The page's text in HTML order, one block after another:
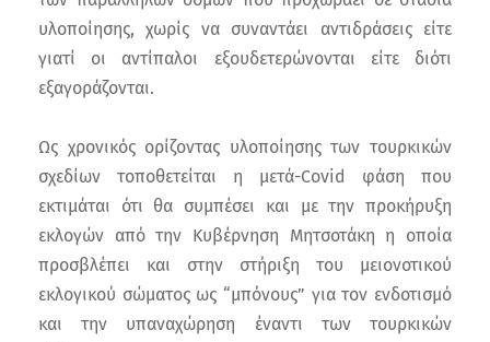
υλοποίησης, χωρίς να συναντάει αντιδράσεις είτε
γιατί οι αντίπαλοι εξουδετερώνονται είτε διότι
εξαγοράζονται.
Ως χρονικός ορίζοντας υλοποίησης των τουρκικών
σχεδίων τοποθετείται η μετά-Covid φάση που
εκτιμάται ότι θα συμπέσει και με την προκήρυξη
εκλογών από την Κυβέρνηση Μητσοτάκη η οποία
προσβλέπει και στην στήριξη του μειονοτικού
εκλογικού σώματος ως “μπόνους” για τον ενδοτισμό
και την υπαναχώρηση έναντι των τουρκικών